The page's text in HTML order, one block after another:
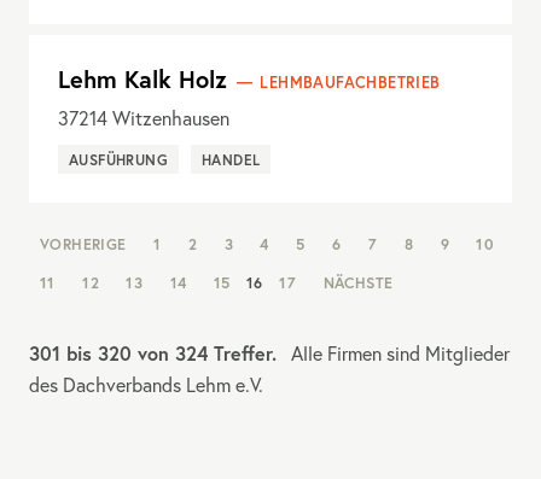
Lehm Kalk Holz LEHMBAUFACHBETRIEB
37214Witzenhausen
AUSFÜHRUNG HANDEL
NAV:
VORHERIGE 1 2 3 4 5 6 7 8 9
10
11
12 13 14 15 16 17 NÄCHSTE
301 bis 320 von 324 Treffer. Alle Firmen sind Mitglieder
des Dachverbands Lehm e.V.